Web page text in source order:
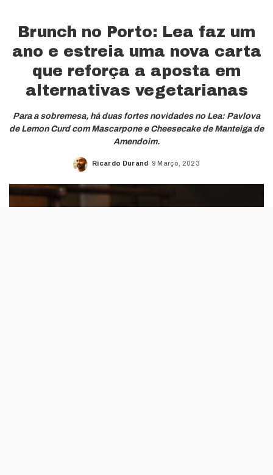
Brunch no Porto: Lea faz um
ano e estreia uma nova carta
que reforça a aposta em
alternativas vegetarianas
Para a sobremesa, há duas fortes novidades no Lea: Pavlova
de Lemon Curd com Mascarpone e Cheesecake de Manteiga de
Amendoim.
Posted
Ricardo Durand 9 Março, 2023